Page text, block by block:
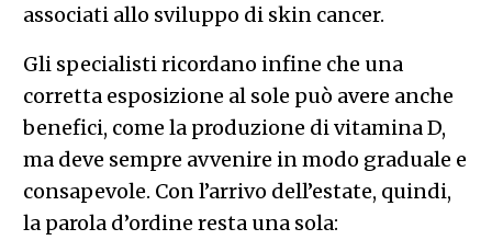
associati allo sviluppo di skin cancer.
Gli specialisti ricordano infine che una
corretta esposizione al sole può avere anche
benefici, come la produzione di vitamina D,
ma deve sempre avvenire in modo graduale e
consapevole. Con l’arrivo dell’estate, quindi,
la parola d’ordine resta una sola: